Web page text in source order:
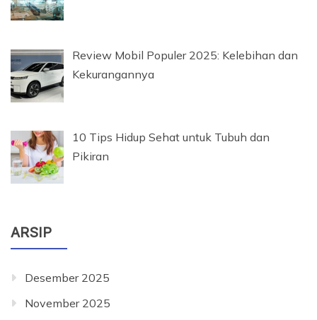
Review Mobil Populer 2025: Kelebihan dan
Kekurangannya
10 Tips Hidup Sehat untuk Tubuh dan
Pikiran
ARSIP
Desember 2025
November 2025